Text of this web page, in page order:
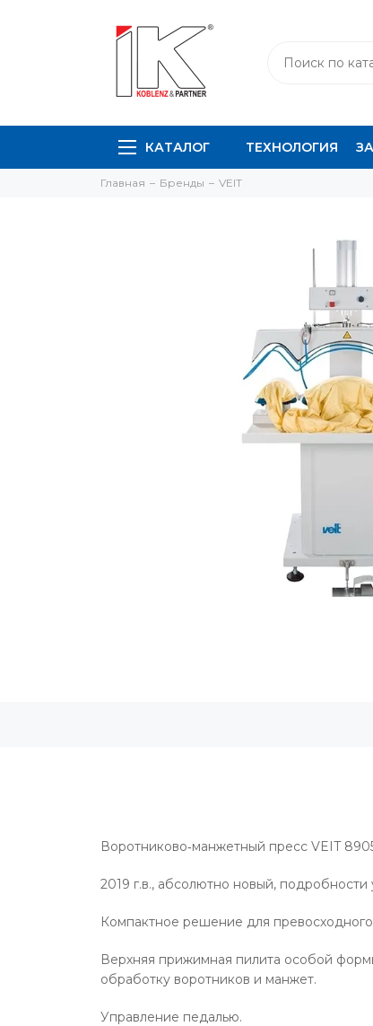
КАТАЛОГ ТЕХНОЛОГИЯ
Главная Бренды VEIT
Воротниково‐манжетный пресс VEIT
2019 г.в., абсолютно новый,
Компактное решение для
Верхняя прижимная пилита особой
обработку воротников и манжет.
Управление педалью.